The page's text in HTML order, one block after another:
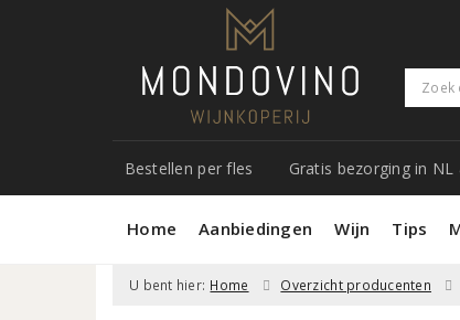
Bestellen per fles Gratis bezorging in NL
Home Aanbiedingen Wijn Tips
U bent hier: Home Overzicht producenten